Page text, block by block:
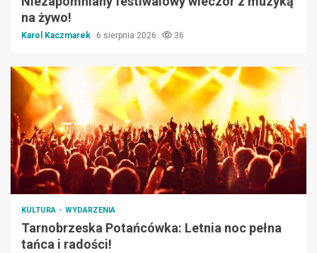
na żywo!
Karol Kaczmarek 6 sierpnia 2026 36
KULTURA WYDARZENIA
Tarnobrzeska Potańcówka: Letnia noc pełna
tańca i radości!